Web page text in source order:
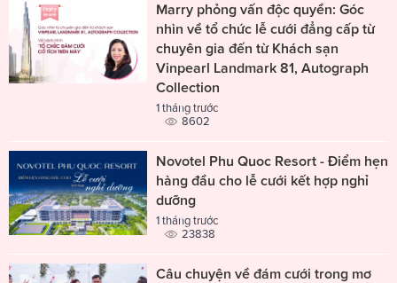
Marry phỏng vấn độc quyền: Góc
nhìn về tổ chức lễ cưới đẳng cấp từ
chuyên gia đến từ Khách sạn
Vinpearl Landmark 81, Autograph
Collection
1 tháng trước
8602
Novotel Phu Quoc Resort - Điểm hẹn
hàng đầu cho lễ cưới kết hợp nghỉ
dưỡng
1 tháng trước
23838
Câu chuyện về đám cưới trong mơ